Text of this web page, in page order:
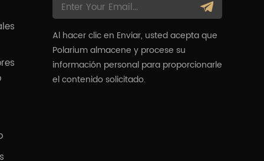
Al hacer clic en Enviar, usted acepta que
Polarium almacene y procese su
información personal para proporcionarle
el contenido solicitado.